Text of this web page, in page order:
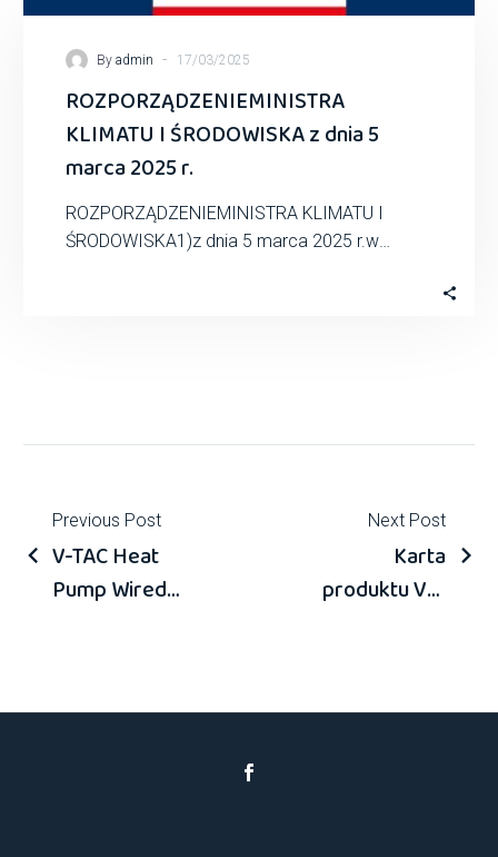
By admin - 17/03/2025
ROZPORZĄDZENIEMINISTRA
KLIMATU I ŚRODOWISKA z dnia 5
marca 2025 r.
ROZPORZĄDZENIEMINISTRA KLIMATU I
ŚRODOWISKA1)z dnia 5 marca 2025 r.w
Previous Post
V-TAC Heat
Pump Wired
Next Post
Karta
produktu VT-